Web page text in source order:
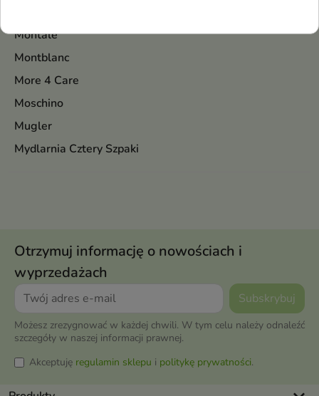
Montale
Montblanc
More 4 Care
Moschino
Mugler
Mydlarnia Cztery Szpaki
Otrzymuj informację o nowościach i
wyprzedażach
Możesz zrezygnować w każdej chwili. W tym celu należy odnaleźć
szczegóły w naszej informacji prawnej.
Akceptuję regulamin sklepu i politykę prywatności.